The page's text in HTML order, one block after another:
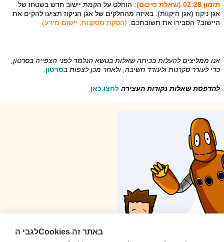
תזמון 02:28 (שאלת סיכום):
הוחלט על הקמת יישוב חדש בשטחו של
אגן ניקוז (אגן היקוות). באיזה מהחלקים של אגן הניקוז תציעו להקים את
היישוב? הסבירו את תשובתכם.
(הסקת מסקנות, יישום מידע)
אנו ממליצים להעלות בכיתה שאלות בנושא הנלמד לפני הצפייה בסרטון,
כדי לעורר סקרנות ולעודד חשיבה, ולאחר מכן לצפות בסרטון
להדפסת שאלות נקודות העצירה לחצו כאן
לגבי הCookies באתר זה